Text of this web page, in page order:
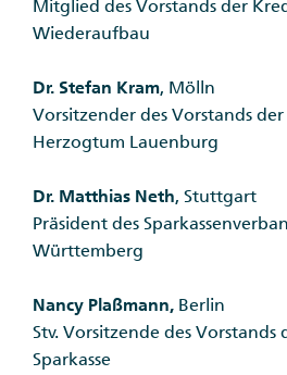
Mitglied des Vorstands der
Wiederaufbau
Dr. Stefan Kram, Mölln
Vorsitzender des Vorstands der
Herzogtum Lauenburg
Dr. Matthias Neth, Stuttgart
Präsident des
Württemberg
Nancy Plaßmann, Berlin
Stv. Vorsitzende des Vorstands
Sparkasse